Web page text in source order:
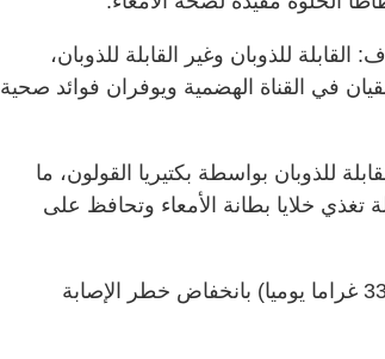
للذوبان وغير القابلة للذوبان،
في القناة الهضمية ويوفران فوائد صحية
للذوبان بواسطة بكتيريا القولون، ما
خلايا بطانة الأمعاء وتحافظ على
وترتبط الأنظمة الغذائية الغنية بالألياف (20–33 غراما يوميا) بانخفاض خطر الإصابة